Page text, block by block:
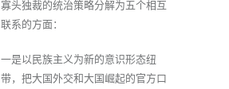
寡头独裁的统治策略分解为五个相互
联系的方面：
一是以民族主义为新的意识形态纽
带，把大国外交和大国崛起的官方口